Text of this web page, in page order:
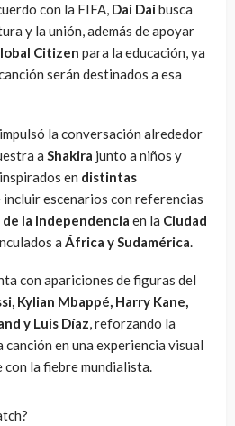
con la FIFA, Dai Daibusca
y la unión, además de apoyar
Citizen para la educación, ya
serán destinados a esa
la conversación alrededor
a Shakira junto a niños y
en distintas
incluir escenarios con referencias
la Independencia en la Ciudad
a África y Sudamérica.
con apariciones de figuras del
Kylian Mbappé, Harry Kane,
y Luis Díaz, reforzando la
en una experiencia visual
la fiebre mundialista.